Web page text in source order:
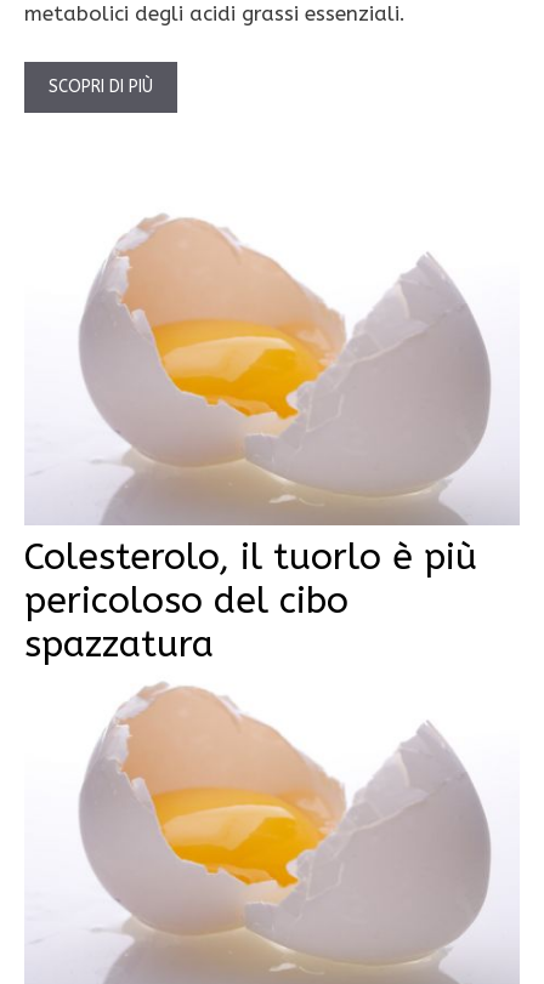
metabolici degli acidi grassi essenziali.
SCOPRI DI PIÙ
Colesterolo, il tuorlo è più
pericoloso del cibo
spazzatura